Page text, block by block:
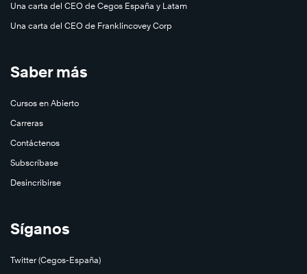
hábitos
de
altamente
Saber
más
Una carta del CEO de Cegos España y Latam
Una carta del CEO de Franklincovey Corp
Saber más
Cursos en Abierto
Carreras
Contáctenos
Subscríbase
Desincribirse
Síganos
Twitter (Cegos-España)